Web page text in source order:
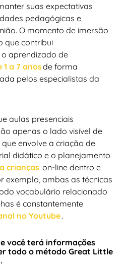
suas expectativas
pedagógicas e
O momento de imersão
que contribui
aprendizado de
a 7 anosde forma
pelos especialistas da
aulas presenciais
apenas o lado visível de
envolve a criação de
didático e o planejamento
crianças on-line dentro e
exemplo, ambas as técnicas
vocabulário relacionado
é constantemente
no Youtube.
você terá informações
todo o método Great Little